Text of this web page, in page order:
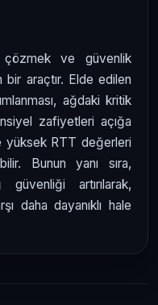
çözmek ve güvenlik
bir araçtır. Elde edilen
ağdaki kritik
zafiyetleri açığa
yüksek RTT değerleri
Bunun yanı sıra,
artırılarak,
daha dayanıklı hale